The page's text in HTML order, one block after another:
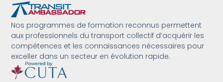
Nos programmes de formation reconnus permettent
aux professionnels du transport collectif d’acquérir les
compétences et les connaissances nécessaires pour
exceller dans un secteur en évolution rapide.